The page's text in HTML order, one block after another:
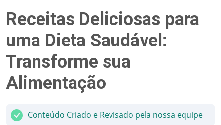
Receitas Deliciosas para
uma Dieta Saudável:
Transforme sua
Alimentação
Conteúdo Criado e Revisado pela nossa equipe